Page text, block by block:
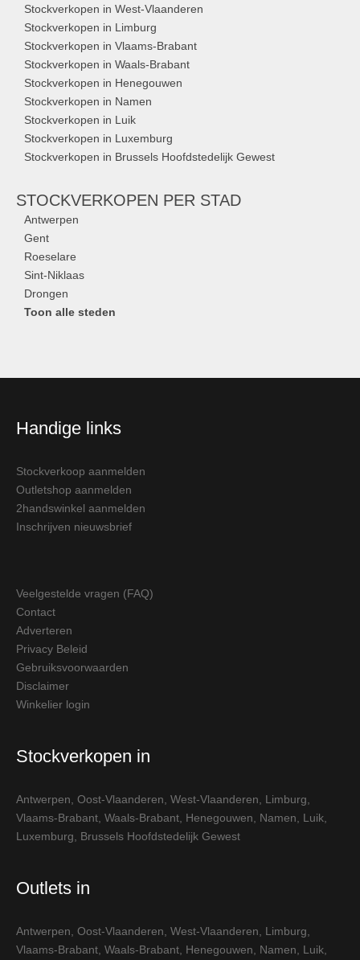
Stockverkopen in West-Vlaanderen
Stockverkopen in Limburg
Stockverkopen in Vlaams-Brabant
Stockverkopen in Waals-Brabant
Stockverkopen in Henegouwen
Stockverkopen in Namen
Stockverkopen in Luik
Stockverkopen in Luxemburg
Stockverkopen in Brussels Hoofdstedelijk Gewest
STOCKVERKOPEN PER STAD
Antwerpen
Gent
Roeselare
Sint-Niklaas
Drongen
Toon alle steden
Handige links
Stockverkoop aanmelden
Outletshop aanmelden
2handswinkel aanmelden
Inschrijven nieuwsbrief
Veelgestelde vragen (FAQ)
Contact
Adverteren
Privacy Beleid
Gebruiksvoorwaarden
Disclaimer
Winkelier login
Stockverkopen in
Antwerpen Oost-Vlaanderen West-Vlaanderen Limburg
Vlaams-Brabant Waals-Brabant Henegouwen Namen Luik
Luxemburg
Brussels Hoofdstedelijk Gewest
Outlets in
Antwerpen Oost-Vlaanderen West-Vlaanderen Limburg
Vlaams-Brabant Waals-Brabant Henegouwen Namen Luik